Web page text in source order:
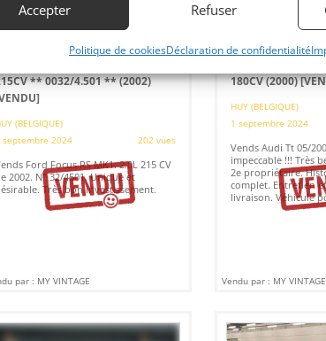
Accepter Refuser
Politique de cookiesDéclaration de confidentialité
43
** 0032/4.501 ** (2002)
(BELGIQUE)
septembre 2024
202 vues
Ford Focus RS MK1. 2.0L 215 CV
2002. N° 32/4501. Unique et
Très bon investissement.
par : MY VINTAGE
180CV (2000)
HUY (BELGIQUE)
1 septembre 2024
Vends Audi Tt 05/
impeccable !!! Très
2e propriétaire.
complet. Entretien
livraison. Véhicule
Vendu par : MY VINTAGE